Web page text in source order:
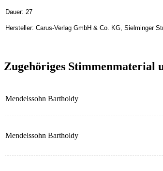
Dauer: 27
Hersteller: Carus-Verlag GmbH & Co. KG, Sielminger
Zugehöriges Stimmenmaterial
Mendelssohn Bartholdy
Mendelssohn Bartholdy